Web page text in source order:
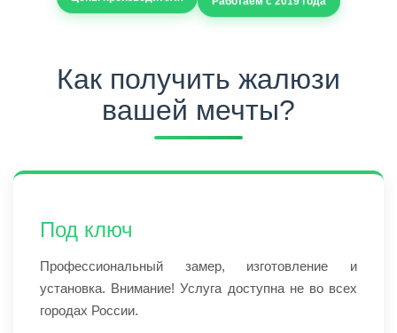
Как получить жалюзи
вашей мечты?
Под ключ
Профессиональный замер, изготовление и
установка. Внимание! Услуга доступна не во всех
городах России.